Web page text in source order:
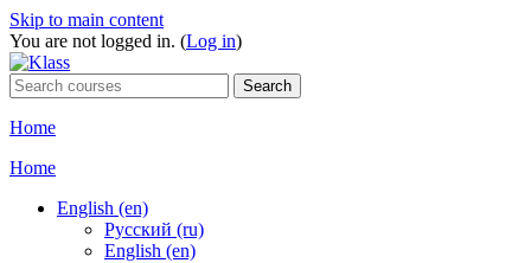
Skip to main content
You are not logged in. (Log in)
Home
Home
English ‎(en)‎
Русский ‎(ru)‎
English ‎(en)‎